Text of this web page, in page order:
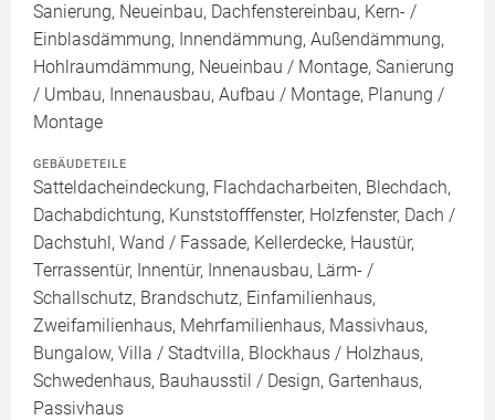
Sanierung, Neueinbau, Dachfenstereinbau, Kern- /
Einblasdämmung, Innendämmung, Außendämmung,
Hohlraumdämmung, Neueinbau / Montage, Sanierung
/ Umbau, Innenausbau, Aufbau / Montage, Planung /
Montage
GEBÄUDETEILE
Satteldacheindeckung, Flachdacharbeiten, Blechdach,
Dachabdichtung, Kunststofffenster, Holzfenster, Dach /
Dachstuhl, Wand / Fassade, Kellerdecke, Haustür,
Terrassentür, Innentür, Innenausbau, Lärm- /
Schallschutz, Brandschutz, Einfamilienhaus,
Zweifamilienhaus, Mehrfamilienhaus, Massivhaus,
Bungalow, Villa / Stadtvilla, Blockhaus / Holzhaus,
Schwedenhaus, Bauhausstil / Design, Gartenhaus,
Passivhaus